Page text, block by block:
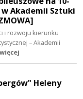
Akademii Sztuki
i rozwoju kierunku
– Akademii
Heleny